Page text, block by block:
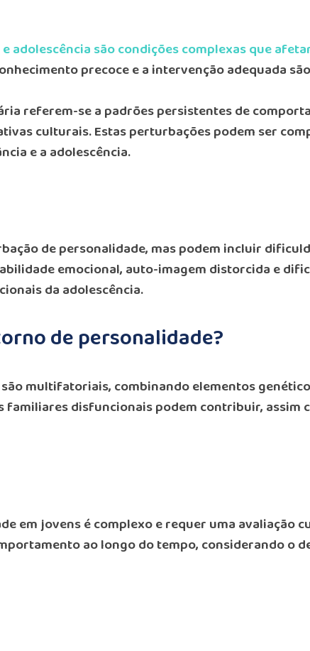
adolescência são condições complexas que
precoce e a intervenção adequada
referem-se a padrões persistentes de
culturais. Estas perturbações podem ser
e a adolescência.
de personalidade, mas podem incluir
emocional, auto-imagem distorcida e
da adolescência.
de personalidade?
multifatoriais, combinando elementos
familiares disfuncionais podem contribuir, assim
em jovens é complexo e requer uma avaliação
ao longo do tempo, considerando o